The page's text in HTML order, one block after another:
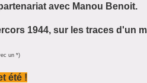
avec Manou Benoit.
1944, sur les traces d'un
un *)
été !